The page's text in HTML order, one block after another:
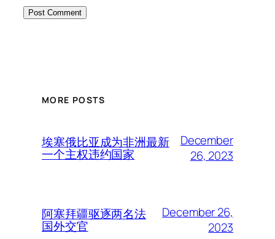
MORE POSTS
埃塞俄比亚成为非洲最新
一个主权违约国家
December
26, 2023
阿塞拜疆驱逐两名法
国外交官
December 26,
2023